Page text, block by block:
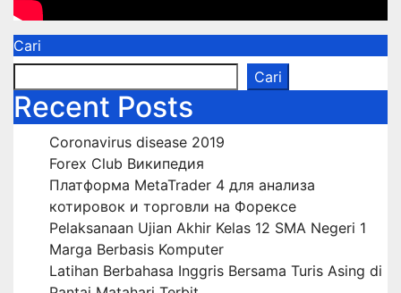
Cari
Cari
Recent Posts
Coronavirus disease 2019
Forex Club Википедия
Платформа MetaTrader 4 для анализа
котировок и торговли на Форексе
Pelaksanaan Ujian Akhir Kelas 12 SMA Negeri 1
Marga Berbasis Komputer
Latihan Berbahasa Inggris Bersama Turis Asing di